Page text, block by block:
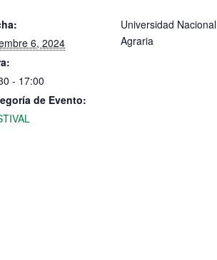
6, 2024
- 17:00
de Evento:
Universidad Nacional
Agraria